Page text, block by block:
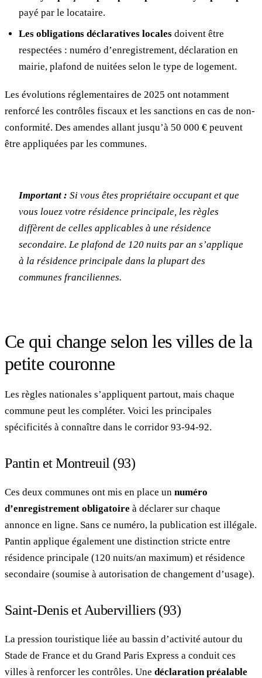
payé par le locataire.
Les obligations déclaratives locales doivent être
respectées : numéro d’enregistrement, déclaration en
mairie, plafond de nuitées selon le type de logement.
Les évolutions réglementaires de 2025 ont notamment
renforcé les contrôles fiscaux et les sanctions en cas de non-
conformité. Des amendes allant jusqu’à 50 000 € peuvent
être appliquées par les communes.
Important : Si vous êtes propriétaire occupant et que
vous louez votre résidence principale, les règles
diffèrent de celles applicables à une résidence
secondaire. Le plafond de 120 nuits par an s’applique
à la résidence principale dans la plupart des
communes franciliennes.
Ce qui change selon les villes de la
petite couronne
Les règles nationales s’appliquent partout, mais chaque
commune peut les compléter. Voici les principales
spécificités à connaître dans le corridor 93-94-92.
Pantin et Montreuil (93)
Ces deux communes ont mis en place un numéro
d’enregistrement obligatoire à déclarer sur chaque
annonce en ligne. Sans ce numéro, la publication est illégale.
Pantin applique également une distinction stricte entre
résidence principale (120 nuits/an maximum) et résidence
secondaire (soumise à autorisation de changement d’usage).
Saint-Denis et Aubervilliers (93)
La pression touristique liée au bassin d’activité autour du
Stade de France et du Grand Paris Express a conduit ces
villes à renforcer les contrôles. Une déclaration préalable